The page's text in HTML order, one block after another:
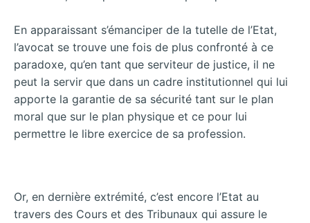
En apparaissant s’émanciper de la tutelle de l’Etat,
l’avocat se trouve une fois de plus confronté à ce
paradoxe, qu’en tant que serviteur de justice, il ne
peut la servir que dans un cadre institutionnel qui lui
apporte la garantie de sa sécurité tant sur le plan
moral que sur le plan physique et ce pour lui
permettre le libre exercice de sa profession.
Or, en dernière extrémité, c’est encore l’Etat au
travers des Cours et des Tribunaux qui assure le